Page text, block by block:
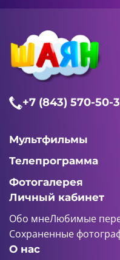
+7 (843) 570-50-
Мультфильмы
Телепрограмма
Фотогалерея
Личный кабинет
Обо мнеЛюбимые
Сохраненные
О нас